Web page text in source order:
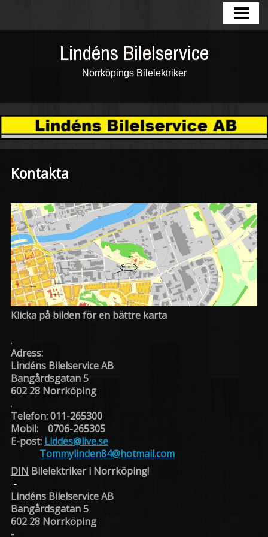
KONTAKTA
GÄSTBOK
Lindéns Bilelservice
Norrköpings Bilelektriker
Kontakta
Klicka på bilden för en bättre karta
.
Adress:
Lindéns Bilelservice AB
Bangårdsgatan 5
602 28 Norrköping
.
Telefon: 011-265300
Mobil: 0706-265305
E-post: Liddes@live.se
Tommylinden84@hotmail.com
DIN Bilelektriker i Norrköping!
-
Lindéns Bilelservice AB
Bangårdsgatan 5
602 28 Norrköping
-